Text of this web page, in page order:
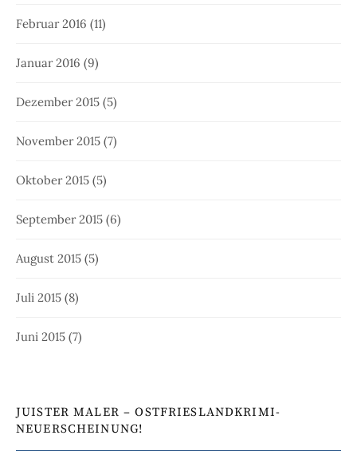
Februar 2016 (11)
Januar 2016 (9)
Dezember 2015 (5)
November 2015 (7)
Oktober 2015 (5)
September 2015 (6)
August 2015 (5)
Juli 2015 (8)
Juni 2015 (7)
JUISTER MALER – OSTFRIESLANDKRIMI-
NEUERSCHEINUNG!